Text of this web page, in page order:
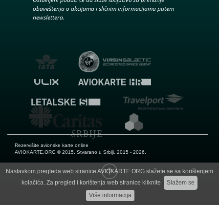
obaveštenja o akcijama i sličnim informacijama putem
newslettera.
Rezervišite avionske karte online
AVIOKARTE.ORG © 2015. Stvarano u Srbiji. 2015 - 2026.
Nastavkom pregleda web stranice AVIOKARTE.ORG slažete se sa korištenjem
kolačića. Za pregled i korištenja web stranice kliknite
Slažem se
Više informacija